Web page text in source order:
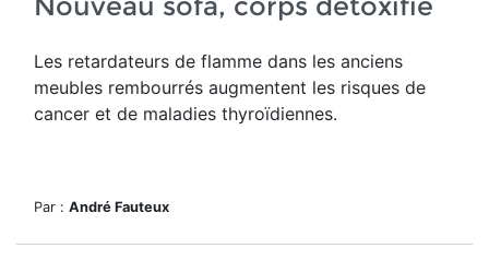
Les retardateurs de flamme dans les anciens
meubles rembourrés augmentent les risques de
cancer et de maladies thyroïdiennes.
Par : André Fauteux